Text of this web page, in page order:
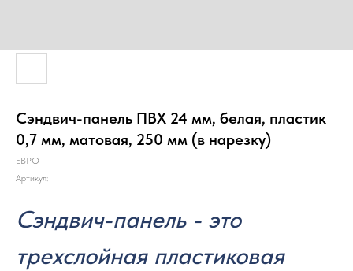
Сэндвич-панель ПВХ 24 мм, белая, пластик
0,7 мм, матовая, 250 мм (в нарезку)
ЕВРО
Артикул:
Сэндвич-панель - это
трехслойная пластиковая